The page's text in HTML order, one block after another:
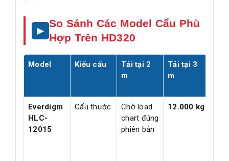
So Sánh Các Model Cẩu Phù
Hợp Trên HD320
Model Kiểu cẩu
Tải tại 2
m
Tải tại 3
m
Everdigm
HLC-
12015
Cẩu thước
Chờ load
chart đúng
phiên bản
12.000 kg